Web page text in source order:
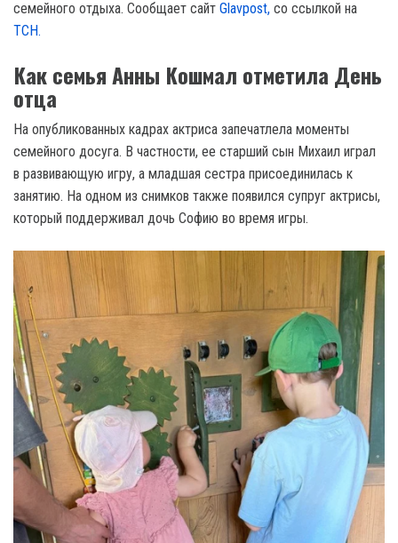
семейного отдыха. Сообщает сайт Glavpost, со ссылкой на
ТСН.
Как семья Анны Кошмал отметила День
отца
На опубликованных кадрах актриса запечатлела моменты
семейного досуга. В частности, ее старший сын Михаил играл
в развивающую игру, а младшая сестра присоединилась к
занятию. На одном из снимков также появился супруг актрисы,
который поддерживал дочь Софию во время игры.